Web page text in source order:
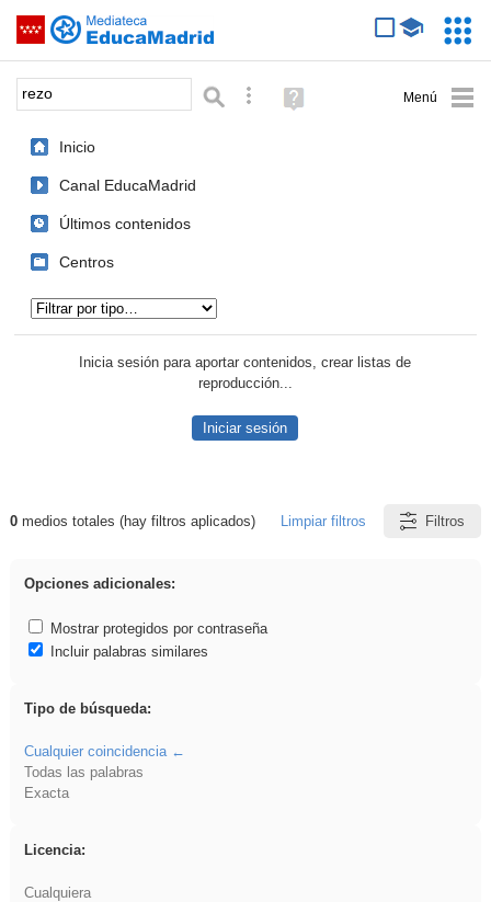
Saltar navegación
Palabra o frase: Búsqueda avanzada
Ayuda
(en
Inicio
Canal EducaMadrid
Últimos contenidos
Centros
Inicia sesión para aportar contenidos, crear listas de
reproducción...
Iniciar sesión
Resultados de: rezo
0medios totales (hay filtros aplicados) Limpiar filtros Filtros
Opciones adicionales:
Mostrar protegidos por contraseña
Incluir palabras similares
Tipo de búsqueda:
Cualquier coincidencia
Todas las palabras
Exacta
Licencia:
Cualquiera